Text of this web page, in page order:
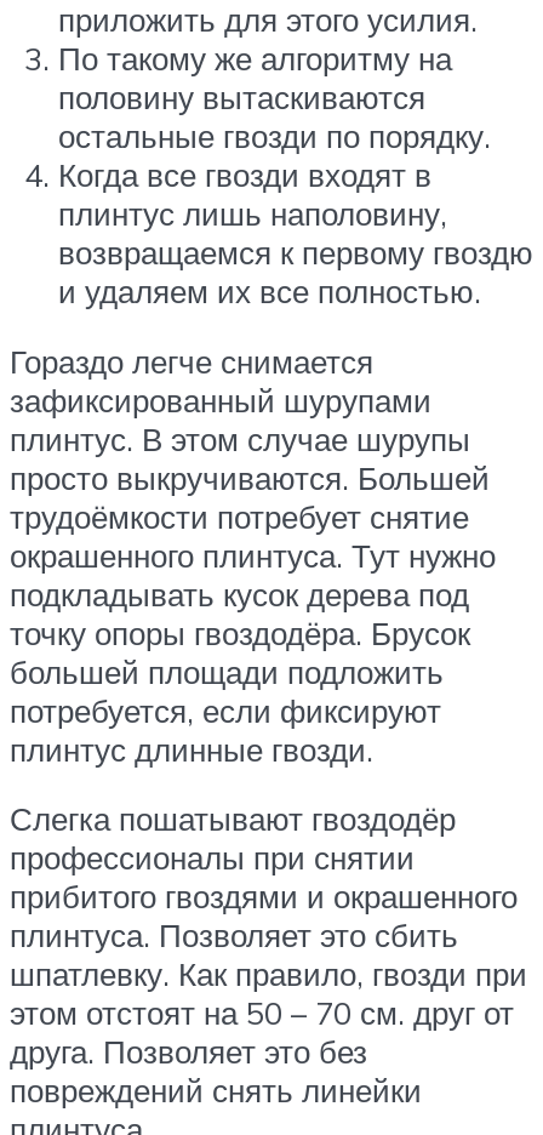
приложить для этого усилия.
По такому же алгоритму на
половину вытаскиваются
остальные гвозди по порядку.
Когда все гвозди входят в
плинтус лишь наполовину,
возвращаемся к первому гвоздю
и удаляем их все полностью.
Гораздо легче снимается
зафиксированный шурупами
плинтус. В этом случае шурупы
просто выкручиваются. Большей
трудоёмкости потребует снятие
окрашенного плинтуса. Тут нужно
подкладывать кусок дерева под
точку опоры гвоздодёра. Брусок
большей площади подложить
потребуется, если фиксируют
плинтус длинные гвозди.
Слегка пошатывают гвоздодёр
профессионалы при снятии
прибитого гвоздями и окрашенного
плинтуса. Позволяет это сбить
шпатлевку. Как правило, гвозди при
этом отстоят на 50 – 70 см. друг от
друга. Позволяет это без
повреждений снять линейки